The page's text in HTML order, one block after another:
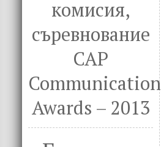
комисия,
съревнование
CAP
Communication
Awards – 2013